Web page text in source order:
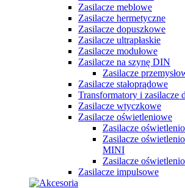
Zasilacze meblowe
Zasilacze hermetyczne
Zasilacze dopuszkowe
Zasilacze ultrapłaskie
Zasilacze modułowe
Zasilacze na szynę DIN
Zasilacze
Zasilacze stałoprądowe
Transformatory i zasilacze
Zasilacze wtyczkowe
Zasilacze oświetleniowe
Zasilacze
Zasilacze
MINI
Zasilacze
Zasilacze impulsowe